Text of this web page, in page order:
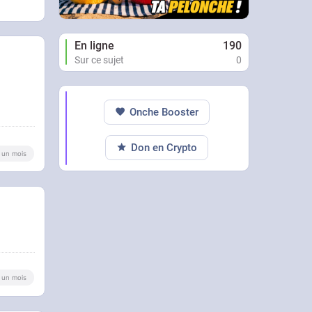
un mois
un mois
En ligne 190
Sur ce sujet 0
Onche Booster
Don en Crypto